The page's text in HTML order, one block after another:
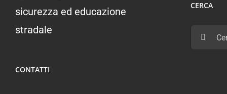
sicurezza ed educazione
stradale
CONTATTI
CERCA
Cerca
per: